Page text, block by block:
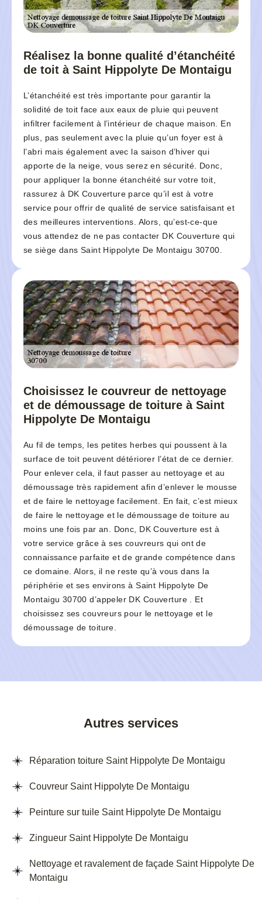
Réalisez la bonne qualité d’étanchéité
de toit à Saint Hippolyte De Montaigu
L’étanchéité est très importante pour garantir la
solidité de toit face aux eaux de pluie qui peuvent
infiltrer facilement à l’intérieur de chaque maison. En
plus, pas seulement avec la pluie qu’un foyer est à
l’abri mais également avec la saison d’hiver qui
apporte de la neige, vous serez en sécurité. Donc,
pour appliquer la bonne étanchéité sur votre toit,
rassurez à DK Couverture parce qu’il est à votre
service pour offrir de qualité de service satisfaisant et
des meilleures interventions. Alors, qu’est-ce-que
vous attendez de ne pas contacter DK Couverture qui
se siège dans Saint Hippolyte De Montaigu 30700.
Choisissez le couvreur de nettoyage
et de démoussage de toiture à Saint
Hippolyte De Montaigu
Au fil de temps, les petites herbes qui poussent à la
surface de toit peuvent détériorer l’état de ce dernier.
Pour enlever cela, il faut passer au nettoyage et au
démoussage très rapidement afin d’enlever le mousse
et de faire le nettoyage facilement. En fait, c’est mieux
de faire le nettoyage et le démoussage de toiture au
moins une fois par an. Donc, DK Couverture est à
votre service grâce à ses couvreurs qui ont de
connaissance parfaite et de grande compétence dans
ce domaine. Alors, il ne reste qu’à vous dans la
périphérie et ses environs à Saint Hippolyte De
Montaigu 30700 d’appeler DK Couverture . Et
choisissez ses couvreurs pour le nettoyage et le
démoussage de toiture.
Autres services
Réparation toiture Saint Hippolyte De Montaigu
Couvreur Saint Hippolyte De Montaigu
Peinture sur tuile Saint Hippolyte De Montaigu
Zingueur Saint Hippolyte De Montaigu
Nettoyage et ravalement de façade Saint Hippolyte De
Montaigu